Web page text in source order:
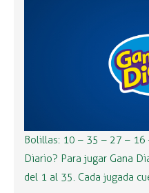
Bolillas: 10 – 35 – 27 – 16
Diario? Para jugar Gana
del 1 al 35. Cada jugada